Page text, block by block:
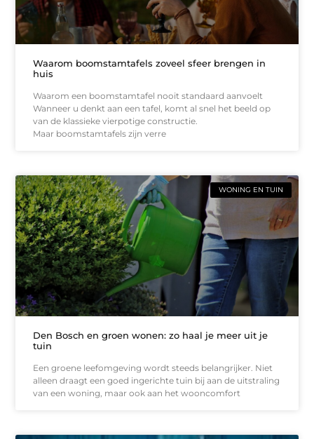
Waarom boomstamtafels zoveel sfeer brengen in
huis
Waarom een boomstamtafel nooit standaard aanvoelt
Wanneer u denkt aan een tafel, komt al snel het beeld op
van de klassieke vierpotige constructie.
Maar boomstamtafels zijn verre
WONING EN TUIN
Den Bosch en groen wonen: zo haal je meer uit je
tuin
Een groene leefomgeving wordt steeds belangrijker. Niet
alleen draagt een goed ingerichte tuin bij aan de uitstraling
van een woning, maar ook aan het wooncomfort